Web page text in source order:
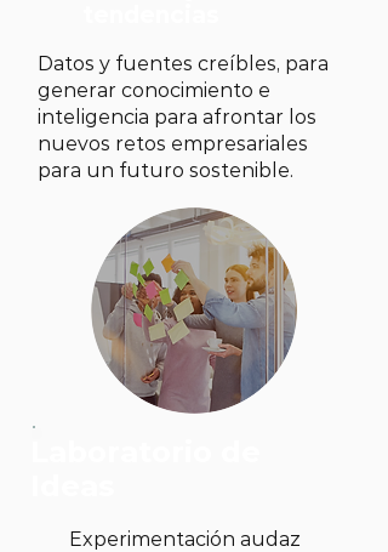
Datos y fuentes creíbles, para
generar conocimiento e
inteligencia para afrontar los
nuevos retos empresariales
para un futuro sostenible.
Experimentación audaz